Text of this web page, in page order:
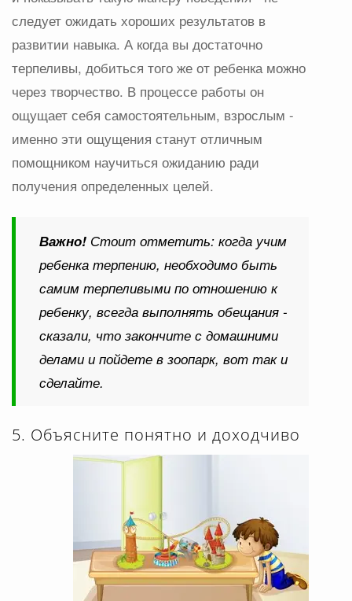
следует ожидать хороших результатов в
развитии навыка. А когда вы достаточно
терпеливы, добиться того же от ребенка можно
через творчество. В процессе работы он
ощущает себя самостоятельным, взрослым -
именно эти ощущения станут отличным
помощником научиться ожиданию ради
получения определенных целей.
Важно! Стоит отметить: когда учим
ребенка терпению, необходимо быть
самим терпеливыми по отношению к
ребенку, всегда выполнять обещания -
сказали, что закончите с домашними
делами и пойдете в зоопарк, вот так и
сделайте.
5. Объясните понятно и доходчиво